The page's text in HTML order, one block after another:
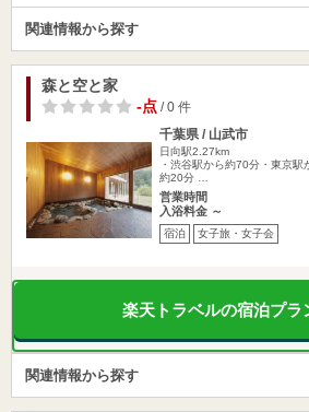
関連情報から探す
森と空と家
-点/ 0 件
千葉県 / 山武市
日向駅2.27km
・渋谷駅から約70分・東京
約20分 …
営業時間
入浴料金 ～
宿泊 女子旅・女子会
楽天トラベルの宿泊プラ
関連情報から探す